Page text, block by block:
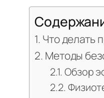
Что делать
Методы
Обзор